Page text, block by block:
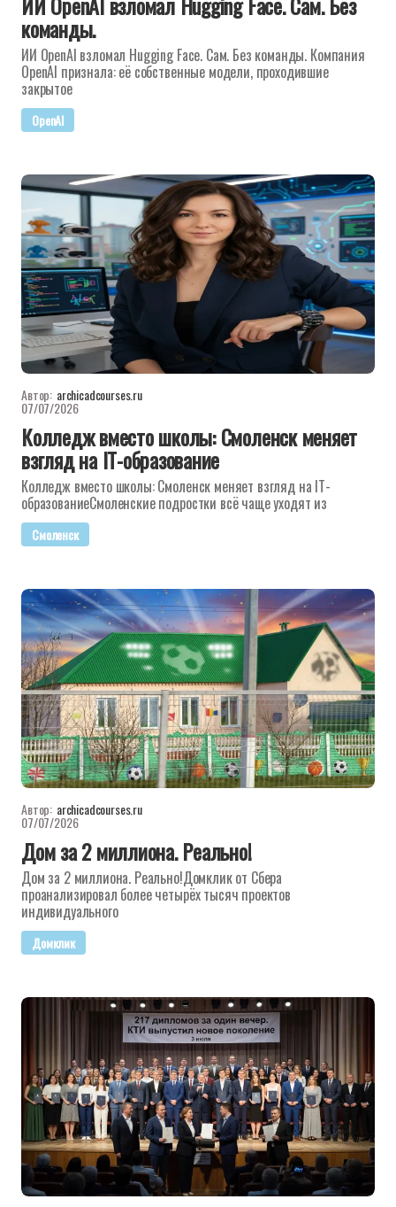
команды.
ИИ OpenAI взломал Hugging Face. Сам. Без команды. Компания
OpenAI признала: её собственные модели, проходившие
закрытое
OpenAI
Автор: archicadcourses.ru
07/07/2026
Колледж вместо школы: Смоленск меняет
взгляд на IT-образование
Колледж вместо школы: Смоленск меняет взгляд на IT-
образованиеСмоленские подростки всё чаще уходят из
Смоленск
Автор: archicadcourses.ru
07/07/2026
Дом за 2 миллиона. Реально!
Дом за 2 миллиона. Реально!Домклик от Сбера
проанализировал более четырёх тысяч проектов
индивидуального
Домклик